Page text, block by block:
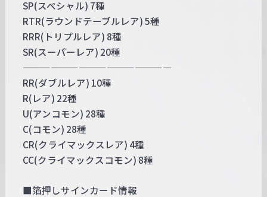
SP(スペシャル) 7種
RTR(ラウンドテーブルレア) 5種
RRR(トリプルレア) 8種
SR(スーパーレア) 20種
————————————————
RR(ダブルレア) 10種
R(レア) 22種
U(アンコモン) 28種
C(コモン) 28種
CR(クライマックスレア) 4種
CC(クライマックスコモン) 8種
■箔押しサインカード情報